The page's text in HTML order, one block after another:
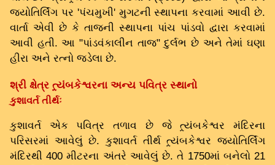
જ્યોતિર્લિંગ પર 'પંચમુખી' મુગટની સ્થાપના કરવામાં આવી છે.
વાર્તા એવી છે કે તાજની સ્થાપના પાંચ પાંડવો દ્વારા કરવામાં
આવી હતી. આ "પાંડવંકાલીન તાજ" દુર્લભ છે અને તેમાં ઘણા
હીરા અને રત્નો જડેલા છે.
શ્રી ક્ષેત્ર ત્ર્યંબકેશ્વરના અન્ય પવિત્ર સ્થાનો
કુશાવર્ત તીર્થઃ
કુશાવર્ત એક પવિત્ર તળાવ છે જે ત્ર્યંબકેશ્વર મંદિરના
પરિસરમાં આવેલું છે. કુશાવર્ત તીર્થ ત્ર્યંબકેશ્વર જ્યોતિર્લિંગ
મંદિરથી 400 મીટરના અંતરે આવેલું છે. તે 1750માં બનેલો 21